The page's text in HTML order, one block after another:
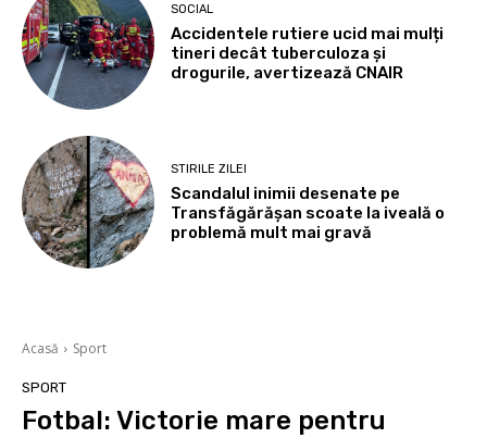
SOCIAL
Accidentele rutiere ucid mai mulți
tineri decât tuberculoza și
drogurile, avertizează CNAIR
STIRILE ZILEI
Scandalul inimii desenate pe
Transfăgărășan scoate la iveală o
problemă mult mai gravă